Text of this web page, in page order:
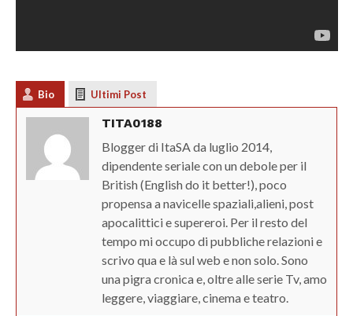
Bio Ultimi Post
TITA0188
Blogger di ItaSA da luglio 2014,
dipendente seriale con un debole per il
British (English do it better!), poco
propensa a navicelle spaziali,alieni, post
apocalittici e supereroi. Per il resto del
tempo mi occupo di pubbliche relazioni e
scrivo qua e là sul web e non solo. Sono
una pigra cronica e, oltre alle serie Tv, amo
leggere, viaggiare, cinema e teatro.